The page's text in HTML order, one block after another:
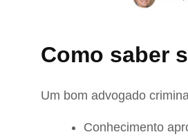
Como saber
Um bom advogado
Conhecimento